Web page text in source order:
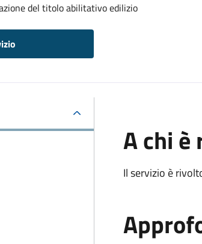
del titolo abilitativo edilizio
A chi
Il servizio è